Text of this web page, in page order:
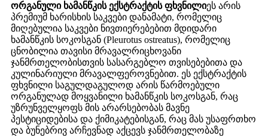
ორგანული ხამანწკის ექსტრაქტის ფხვნილიეს არის
პრემიუმ ხარისხის საკვები დანამატი, რომელიც
მიღებულია საკვები ნივთიერებებით მდიდარი
ხამანწკის სოკოსგან (Pleurotus ostreatus), რომელიც
ცნობილია თავისი მრავალრიცხოვანი
ჯანმრთელობისთვის სასარგებლო თვისებებითა და
კულინარიული მრავალფეროვნებით. ეს ექსტრაქტის
ფხვნილი საგულდაგულოდ არის წარმოებული
ორგანულად მოყვანილი ხამანწკის სოკოსგან, რაც
უზრუნველყოფს მის არარსებობას მავნე
პესტიციდებისა და ქიმიკატებისგან, რაც მას უსაფრთხო
და ბუნებრივ არჩევნად აქცევს ჯანმრთელობაზე